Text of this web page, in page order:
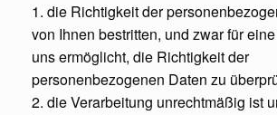
1. die Richtigkeit der
von Ihnen bestritten, und zwar für
uns ermöglicht, die Richtigkeit der
personenbezogenen Daten zu
2. die Verarbeitung unrechtmäßig ist